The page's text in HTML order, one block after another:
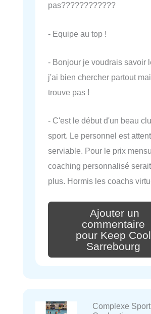
pas????????????
- Equipe au top !
- Bonjour je voudrais savoir
j'ai bien chercher partout
trouve pas !
- C'est le début d'un beau
sport. Le personnel est
serviable. Pour le prix
coaching personnalisé
plus. Hormis les coachs
Ajouter un
commentaire
pour Keep Cool
Sarrebourg
Complexe